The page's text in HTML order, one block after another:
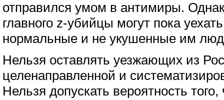
отправился умом в антимиры.
главного z-убийцы могут пока
нормальные и не укушенные им
Нельзя оставлять уезжающих из
целенаправленной и
Нельзя допускать вероятность